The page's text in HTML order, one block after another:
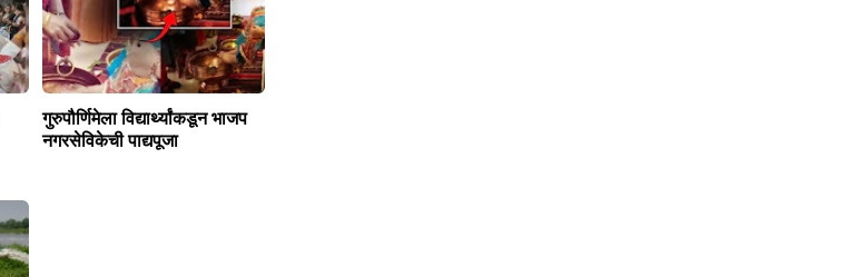
गुरुपौर्णिमेला विद्यार्थ्यांकडून भाजप
नगरसेविकेची पाद्यपूजा